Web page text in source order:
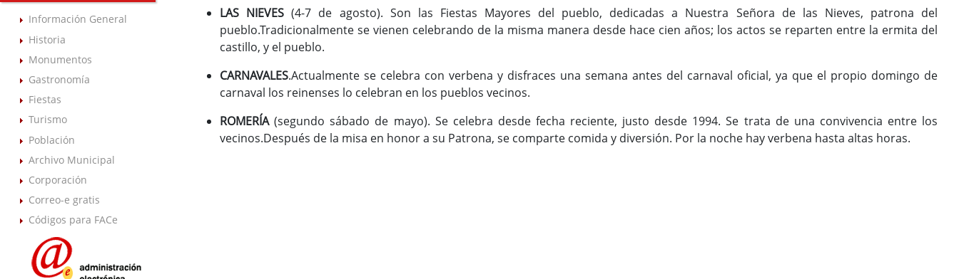
Información General
Historia
Monumentos
Gastronomía
Fiestas
Turismo
Población
Archivo Municipal
Corporación
Correo-e gratis
Códigos para FACe
LAS NIEVES (4-7 de agosto). Son las Fiestas Mayores del pueblo, dedicadas a Nuestra Señora de las Nieves, patrona del
pueblo.Tradicionalmente se vienen celebrando de la misma manera desde hace cien años; los actos se reparten entre la ermita del
castillo, y el pueblo.
CARNAVALES.Actualmente se celebra con verbena y disfraces una semana antes del carnaval oficial, ya que el propio domingo de
carnaval los reinenses lo celebran en los pueblos vecinos.
ROMERÍA(segundo sábado de mayo). Se celebra desde fecha reciente, justo desde 1994. Se trata de una convivencia entre los
vecinos.Después de la misa en honor a su Patrona, se comparte comida y diversión. Por la noche hay verbena hasta altas horas.